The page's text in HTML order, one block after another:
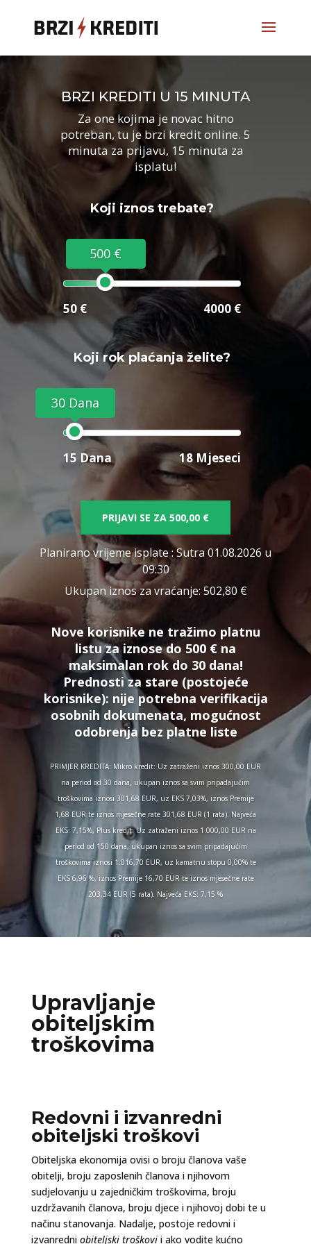
BRZI KREDITI U 15 MINUTA
Za one kojima je novac hitno
potreban, tu je brzi kredit online. 5
minuta za prijavu, 15 minuta za
isplatu!
Koji iznos trebate?
500 €
50 € 4000 €
Koji rok plaćanja želite?
30 Dana
15 Dana 18 Mjeseci
PRIJAVI SE ZA 500,00 €
Planirano vrijeme isplate: Sutra 01.08.2026 u
09:30
Ukupan iznos za vraćanje: 502,80 €
Nove korisnike ne tražimo platnu
listu za iznose do 500 € na
maksimalan rok do 30 dana!
Prednosti za stare (postojeće
korisnike): nije potrebna verifikacija
osobnih dokumenata, mogućnost
odobrenja bez platne liste
PRIMJER KREDITA: Mikro kredit: Uz zatraženi iznos 300,00 EUR
na period od 30 dana, ukupan iznos sa svim pripadajućim
troškovima iznosi 301,68 EUR, uz EKS 7,03%, iznos Premije
1,68 EUR te iznos mjesečne rate 301,68 EUR (1 rata). Najveća
EKS: 7,15%, Plus kredit: Uz zatraženi iznos 1.000,00 EUR na
period od 150 dana, ukupan iznos sa svim pripadajućim
troškovima iznosi 1.016,70 EUR, uz kamatnu stopu 0,00% te
EKS 6,96 %, iznos Premije 16,70 EUR te iznos mjesečne rate
203,34 EUR (5 rata). Najveća EKS: 7,15 %
Upravljanje
obiteljskim
troškovima
Redovni i izvanredni
obiteljski troškovi
Obiteljska ekonomija ovisi o broju članova vaše
obitelji, broju zaposlenih članova i njihovom
sudjelovanju u zajedničkim troškovima, broju
uzdržavanih članova, broju djece i njihovoj dobi te u
načinu stanovanja. Nadalje, postoje redovni i
izvanredni obiteljski troškovii ako vodite kućno